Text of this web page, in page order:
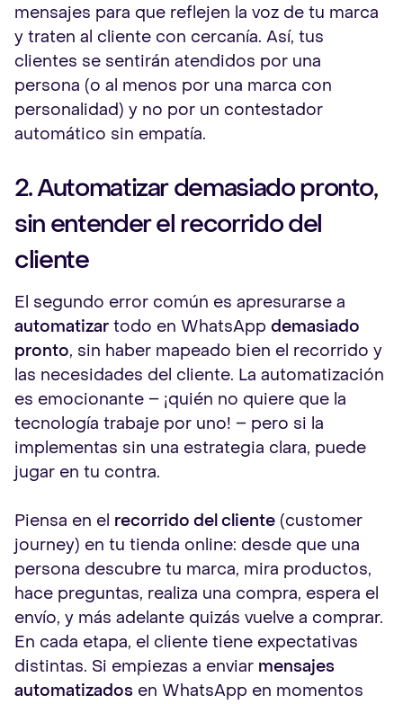
mensajes para que reflejen la voz de tu marca
y traten al cliente con cercanía. Así, tus
clientes se sentirán atendidos por una
persona (o al menos por una marca con
personalidad) y no por un contestador
automático sin empatía.
2. Automatizar demasiado pronto,
sin entender el recorrido del
cliente
El segundo error común es apresurarse a
automatizar todo en WhatsApp demasiado
pronto, sin haber mapeado bien el recorrido y
las necesidades del cliente. La automatización
es emocionante – ¡quién no quiere que la
tecnología trabaje por uno! – pero si la
implementas sin una estrategia clara, puede
jugar en tu contra.
Piensa en el recorrido del cliente (customer
journey) en tu tienda online: desde que una
persona descubre tu marca, mira productos,
hace preguntas, realiza una compra, espera el
envío, y más adelante quizás vuelve a comprar.
En cada etapa, el cliente tiene expectativas
distintas. Si empiezas a enviar mensajes
automatizados en WhatsApp en momentos